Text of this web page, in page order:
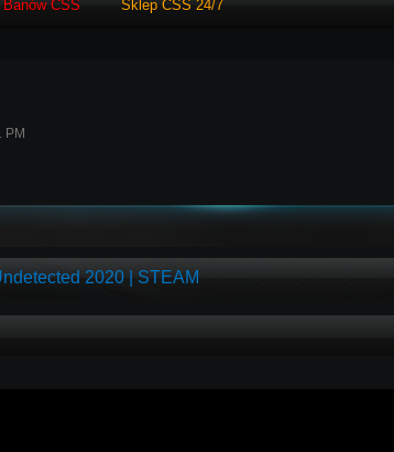
Banów CSS Sklep CSS 24/7
PM
2020 | STEAM